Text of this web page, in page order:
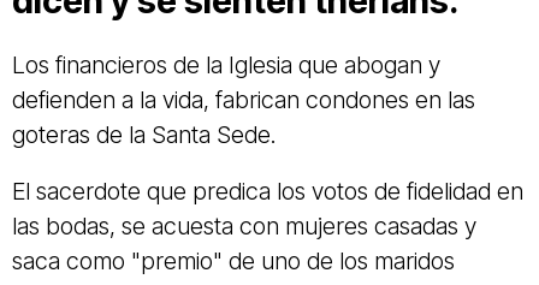
Los financieros de la Iglesia que abogan y
defienden a la vida, fabrican condones en las
goteras de la Santa Sede.
El sacerdote que predica los votos de fidelidad en
las bodas, se acuesta con mujeres casadas y
saca como "premio" de uno de los maridos